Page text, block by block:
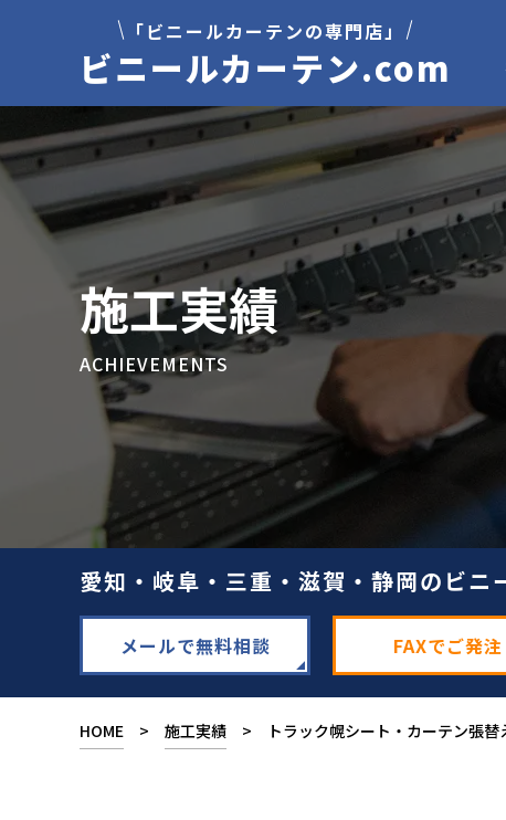
「ビニールカーテンの専門店」
ビニールカーテン.com
施工実績
ACHIEVEMENTS
愛知・岐阜・三重・滋賀・静岡のビ
メールで無料相談 FAXでご発注
HOME > 施工実績 > トラック幌シート・カーテン張替